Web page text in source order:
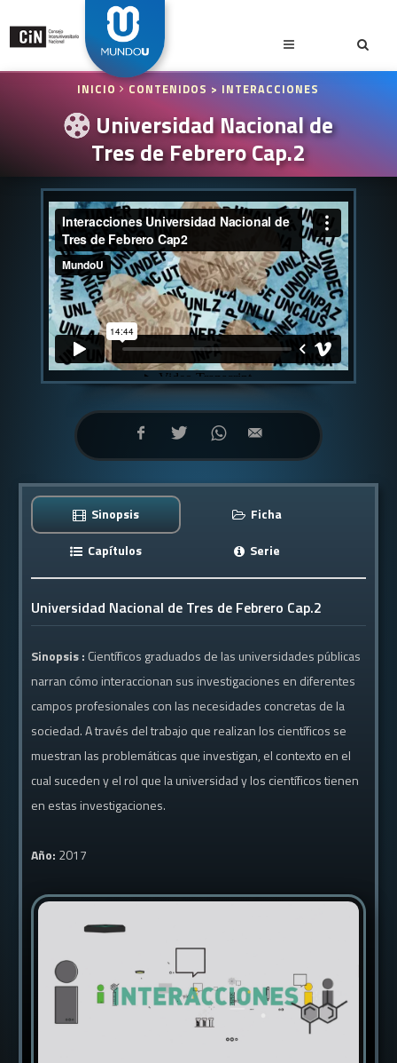
INICIO CONTENIDOS > INTERACCIONES
Universidad Nacional de
Tres de Febrero Cap.2
Sinopsis
Ficha
Capítulos
Serie
Universidad Nacional de Tres de Febrero Cap.2
Sinopsis : Científicos graduados de las universidades públicas
narran cómo interaccionan sus investigaciones en diferentes
campos profesionales con las necesidades concretas de la
sociedad. A través del trabajo que realizan los científicos se
muestran las problemáticas que investigan, el contexto en el
cual suceden y el rol que la universidad y los científicos tienen
en estas investigaciones.
Año: 2017